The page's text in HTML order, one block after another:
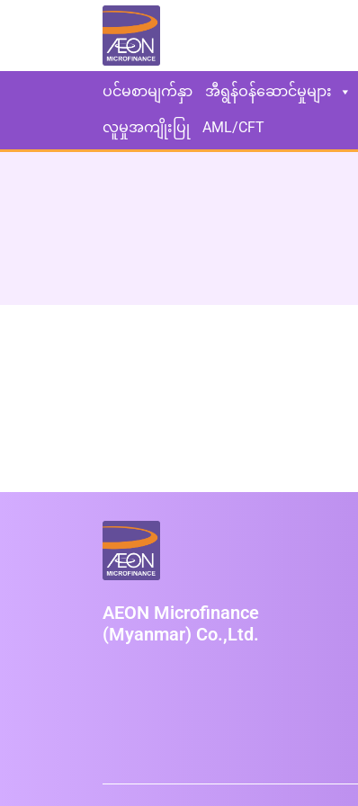
ပင်မစာမျက်နှာ အီရွန်ဝန်ဆောင်မှုများ
လူမှုအကျိုးပြု AML/CFT
AEON Microfinance
(Myanmar) Co.,Ltd.